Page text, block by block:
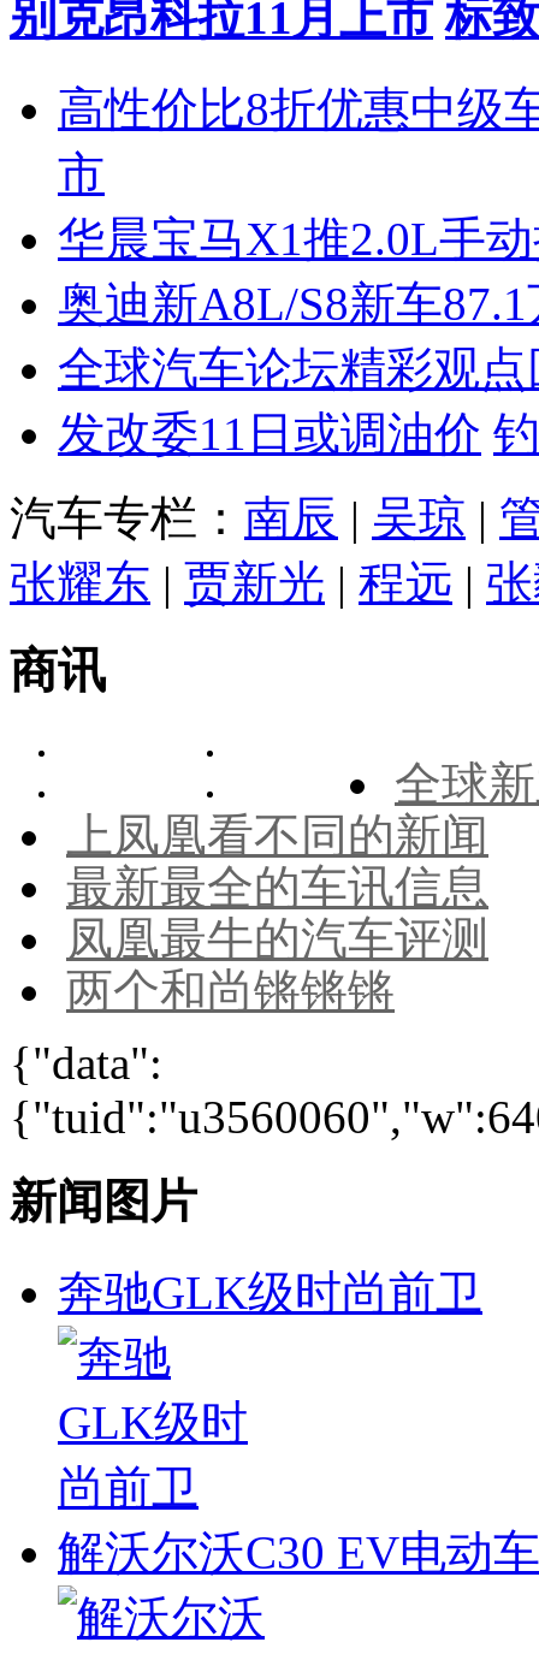
别克昂科拉11月上市 标
高性价比8折优惠中级
市
华晨宝马X1推2.0L手
奥迪新A8L/S8新车
全球汽车论坛精彩观点
发改委11日或调油价
汽车专栏： 南辰 | 吴琼 |
张耀东 | 贾新光 | 程远 |
商讯
全球
上凤凰看不同的新闻
最新最全的车讯信息
凤凰最牛的汽车评测
两个和尚锵锵锵
{"data":
新闻图片
奔驰GLK级时尚前卫
解沃尔沃C30 EV电动车